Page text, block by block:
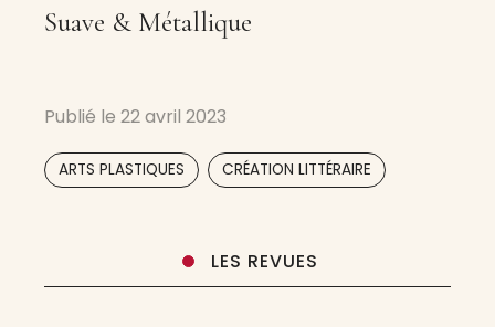
Suave & Métallique
Publié le 22 avril 2023
ARTS PLASTIQUES CRÉATION LITTÉRAIRE
LES REVUES